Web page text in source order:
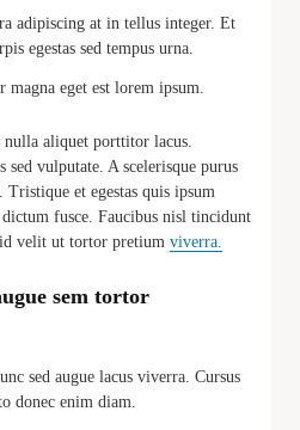
adipiscing at in tellus integer. Et
egestas sed tempus urna.
eget est lorem ipsum.
aliquet porttitor lacus.
vulputate. A scelerisque purus
Tristique et egestas quis ipsum
dictum fusce. Faucibus nisl tincidunt
velit ut tortor pretium viverra.
sem tortor
sed augue lacus viverra. Cursus
donec enim diam.